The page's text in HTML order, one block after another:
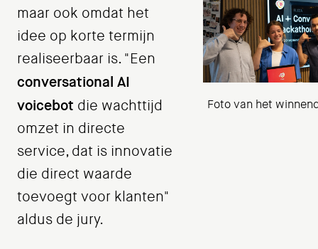
maar ook omdat het
idee op korte termijn
realiseerbaar is. "Een
conversational AI
voicebot die wachttijd
omzet in directe
service, dat is innovatie
die direct waarde
toevoegt voor klanten"
aldus de jury.
Foto van het